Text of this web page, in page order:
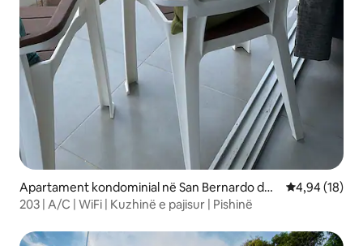
Apartament kondominial në San Bernardo del
Viento
Vlerësimi
4,94 (18)
203 | A/C | WiFi | Kuzhinë e pajisur | Pishinë